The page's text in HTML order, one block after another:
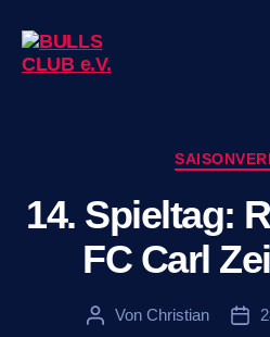
14. Spieltag:
FC Carl
Beitragsautor
Von Christian